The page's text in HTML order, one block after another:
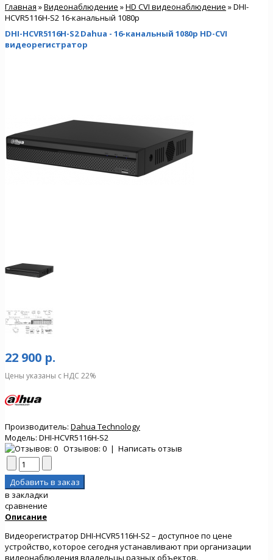
Главная »Видеонаблюдение »HD CVI видеонаблюдение » DHI-
HCVR5116H-S2 16-канальный 1080р
DHI-HCVR5116H-S2 Dahua - 16-канальный 1080р HD-CVI
видеорегистратор
22 900 р.
Цены указаны с НДС 22%
Производитель: Dahua Technology
Модель: DHI-HCVR5116H-S2
Отзывов: 0 | Написать отзыв
в закладки
сравнение
Описание
Видеорегистратор DHI-HCVR5116H-S2 – доступное по цене
устройство, которое сегодня устанавливают при организации
видеонаблюдения владельцы разных объектов.